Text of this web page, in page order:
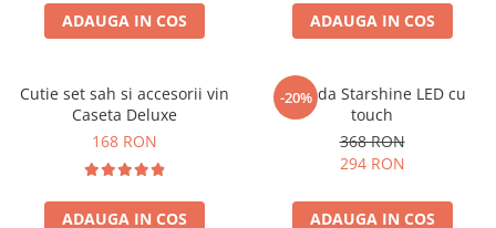
ADAUGA IN COS ADAUGA IN COS
Cutie set sah si accesorii vin
Caseta Deluxe
168 RON
ADAUGA IN COS
-20%
Oglinda Starshine LED cu
touch
368 RON
294 RON
ADAUGA IN COS